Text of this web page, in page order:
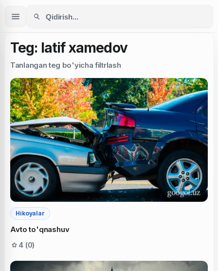
Teg: latif xamedov
Tanlangan teg bo'yicha filtrlash
Hikoyalar
Avto to'qnashuv
4 (0)